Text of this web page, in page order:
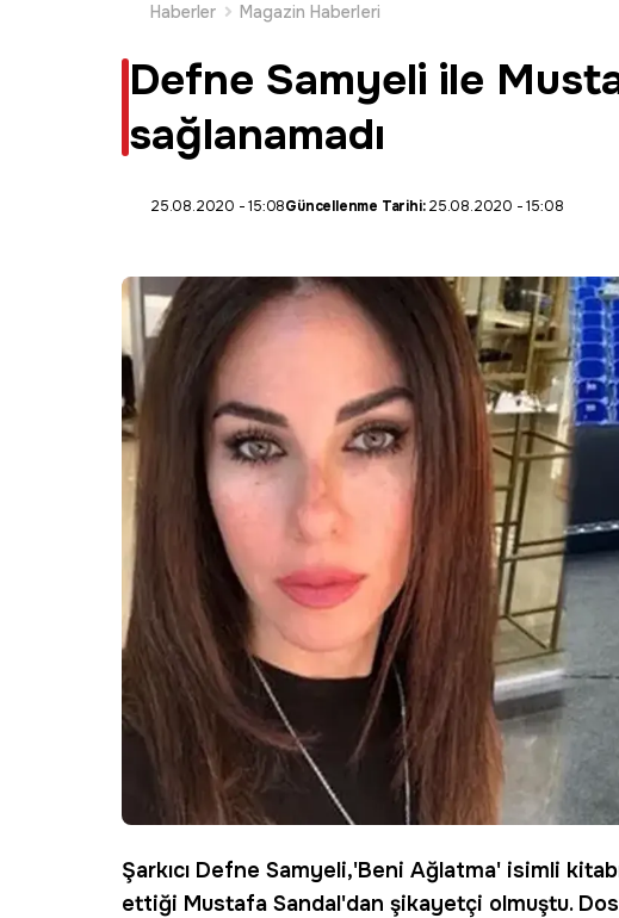
Haberler
Magazin Haberleri
Defne Samyeli ile
sağlanamadı
25.08.2020 - 15:08Güncellenme Tarihi:25.08.2020 - 15:08
Şarkıcı Defne Samyeli,'Beni Ağlatma' isimli
ettiği Mustafa Sandal'dan şikayetçi olmuştu.